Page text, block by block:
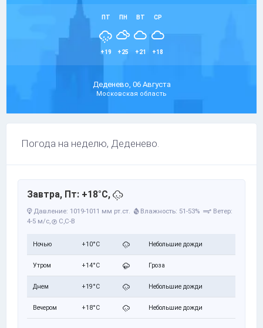
ПТ
+19
ПН
+25
ВТ
+21
СР
+18
Деденево, 06 Августа
Московская область
Погода на неделю, Деденево.
Завтра, Пт: +18°C,
Давление: 1019-1011 мм рт.ст. Влажность: 51-53%
Ветер:
4-5 м/с,
С,С-В
Ночью +10°C Небольшие дожди
Утром +14°C Гроза
Днем +19°C Небольшие дожди
Вечером +18°C Небольшие дожди